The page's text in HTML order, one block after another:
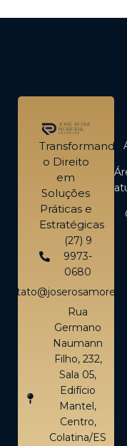
Transformando
o Direito
em
Soluções
Práticas e
Estratégicas
(27) 9
9973-
0680
Rua
Germano
Naumann
Filho, 232,
Sala 05,
Edifício
Mantel,
Centro,
Colatina/ES